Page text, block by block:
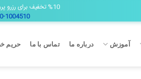
%10 تخفیف برای رزرو پروژه های مرداد ماه
1004510
آموزش درباره ما تماس با ما حریم